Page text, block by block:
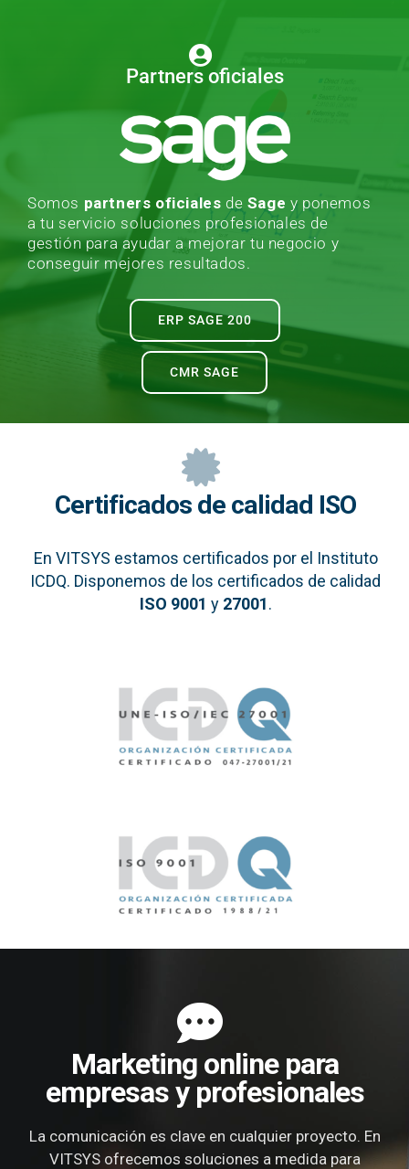
Partners oficiales
Somos partners oficiales de Sage y ponemos
a tu servicio soluciones profesionales de
gestión para ayudar a mejorar tu negocio y
conseguir mejores resultados.
ERP SAGE 200
CMR SAGE
Certificados de calidad ISO
En VITSYS estamos certificados por el Instituto
ICDQ. Disponemos de los certificados de calidad
ISO 9001 y 27001.
Marketing online para
empresas y profesionales
La comunicación es clave en cualquier proyecto. En
VITSYS ofrecemos soluciones a medida para